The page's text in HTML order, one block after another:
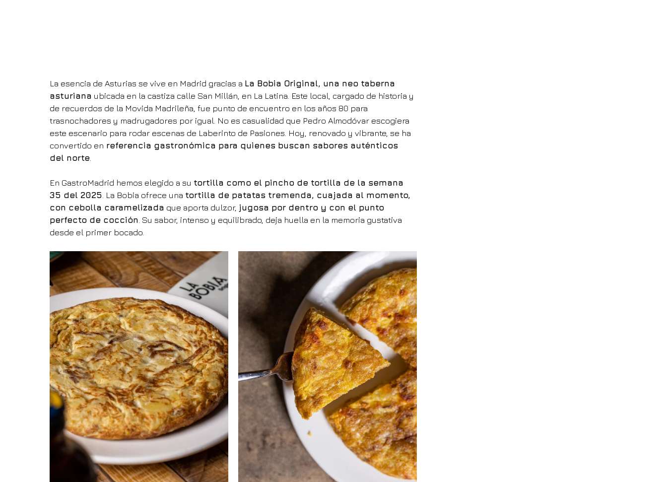
La esencia de Asturias se vive en Madrid gracias a La Bobia Original, una neo taberna
asturiana ubicada en la castiza calle San Millán, en La Latina. Este local, cargado de historia y
de recuerdos de la Movida Madrileña, fue punto de encuentro en los años 80 para
trasnochadores y madrugadores por igual. No es casualidad que Pedro Almodóvar escogiera
este escenario para rodar escenas de Laberinto de Pasiones. Hoy, renovado y vibrante, se ha
convertido en referencia gastronómica para quienes buscan sabores auténticos
del norte
En GastroMadrid hemos elegido a su tortilla como el pincho de tortilla de la semana
35 del 2025 . La Bobia ofrece una tortilla de patatas tremenda, cuajada al momento,
con cebolla caramelizada que aporta dulzor, jugosa por dentro y con el punto
perfecto de cocción . Su sabor, intenso y equilibrado, deja huella en la memoria gustativa
desde el primer bocado.